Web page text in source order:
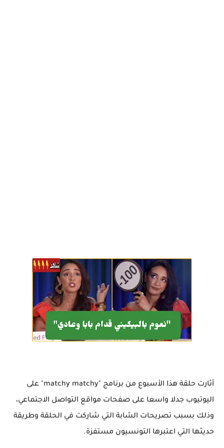
أثارت حلقة هذا الأسبوع من برنامج "matchy matchy" على
اليوتيوب جدلا واسعا على صفحات مواقع التواصل الاجتماعي،
وذلك بسبب تصريحات الشابة التي شاركت في الحلقة وطريقة
حديثها التي اعتبرها التونسيون مستفزة.